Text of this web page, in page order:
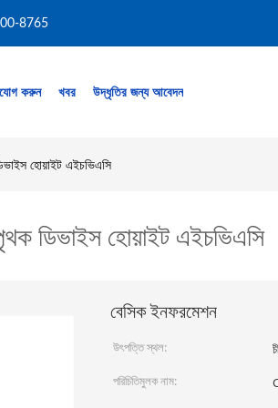
8765
করুন খবর উদ্ধৃতির জন্য আবেদন
হোয়াইট এইচভিএসি
ডিভাইস হোয়াইট এইচভিএসি
বেসিক ইনফরমেশন
উৎপত্তি স্থল:
পরিচিতিমুলক নাম: